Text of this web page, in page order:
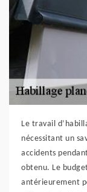
Le travail
nécessitant un
accidents
obtenu. Le
antérieurement